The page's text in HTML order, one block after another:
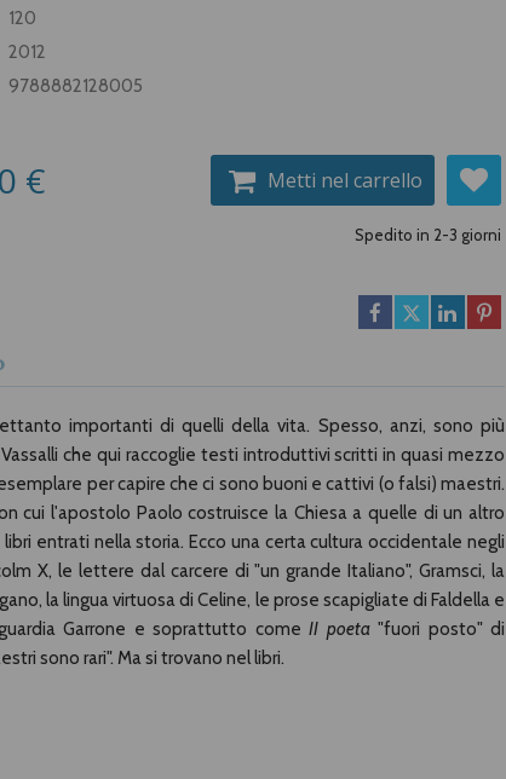
120
2012
9788882128005
€ Metti nel carrello
Spedito in 2-3 giorni
importanti di quelli della vita. Spesso, anzi, sono più
che qui raccoglie testi introduttivi scritti in quasi mezzo
per capire che ci sono buoni e cattivi (o falsi) maestri.
cui l'apostolo Paolo costruisce la Chiesa a quelle di un altro
entrati nella storia. Ecco una certa cultura occidentale negli
X, le lettere dal carcere di "un grande Italiano", Gramsci, la
la lingua virtuosa di Celine, le prose scapigliate di Faldella e
Garrone e soprattutto comeII poeta"fuori posto" di
sono rari". Ma si trovano nel libri.